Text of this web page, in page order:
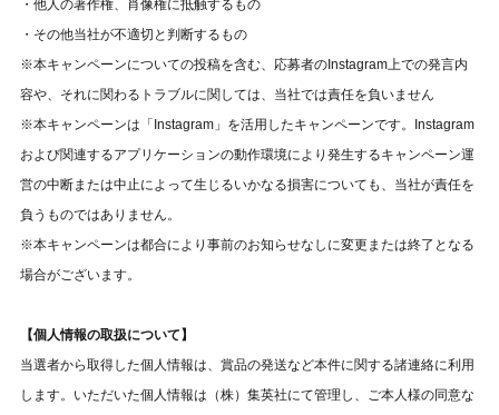
・他人の著作権、肖像権に抵触するもの
・その他当社が不適切と判断するもの
※本キャンペーンについての投稿を含む、応募者のInstagram上での発言内
容や、それに関わるトラブルに関しては、当社では責任を負いません
※本キャンペーンは「Instagram」を活用したキャンペーンです。Instagram
および関連するアプリケーションの動作環境により発生するキャンペーン運
営の中断または中止によって生じるいかなる損害についても、当社が責任を
負うものではありません。
※本キャンペーンは都合により事前のお知らせなしに変更または終了となる
場合がございます。
【個人情報の取扱について】
当選者から取得した個人情報は、賞品の発送など本件に関する諸連絡に利用
します。いただいた個人情報は（株）集英社にて管理し、ご本人様の同意な